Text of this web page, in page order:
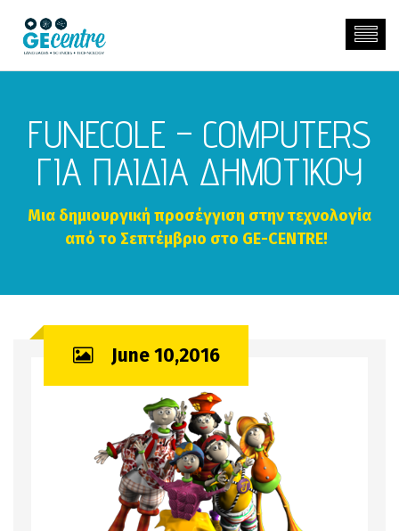
FUNECOLE – COMPUTERS
ΓΙΑ ΠΑΙΔΙΑ ΔΗΜΟΤΙΚΟΥ
Μια δημιουργική προσέγγιση στην τεχνολογία
από το Σεπτέμβριο στο GE-CENTRE!
June 10,2016